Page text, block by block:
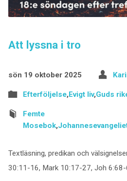
Att lyssna i tro
sön 19 oktober 2025
Efterföljelse,Evigt liv,Guds
Femte
Mosebok,
Textläsning, predikan och
30:11-16, Mark 10:17-27, Joh 6:68-